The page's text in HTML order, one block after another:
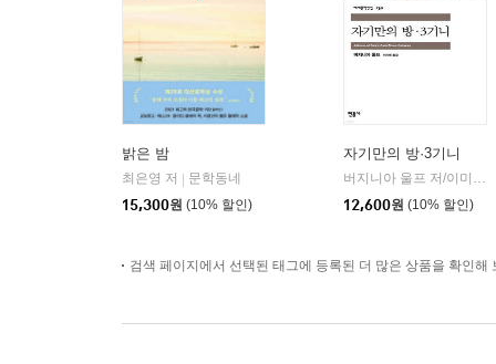
밝은 밤
최은영 저
문학동네
15,300원 (10% 할인)
자기만의 방·3기니
버지니아 울프 저/이미애 역
12,600원 (10% 할인)
검색 페이지에서 선택된 태그에 등록된 더 많은 상품을 확인해